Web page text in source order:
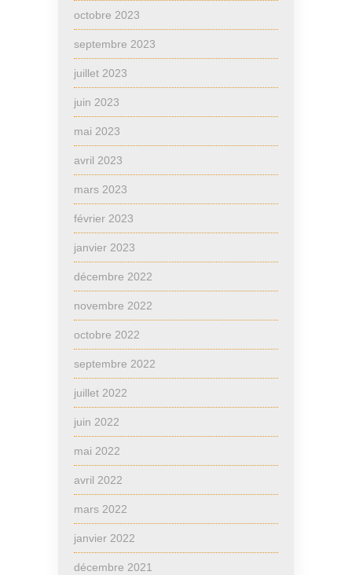
octobre 2023
septembre 2023
juillet 2023
juin 2023
mai 2023
avril 2023
mars 2023
février 2023
janvier 2023
décembre 2022
novembre 2022
octobre 2022
septembre 2022
juillet 2022
juin 2022
mai 2022
avril 2022
mars 2022
janvier 2022
décembre 2021